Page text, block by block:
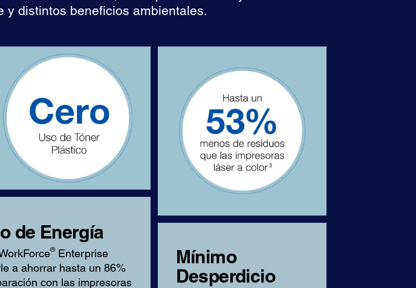
y distintos beneficios ambientales.
de Energía
®Enterprise
a ahorrar hasta un 86%
con las impresoras
Mínimo
Desperdicio